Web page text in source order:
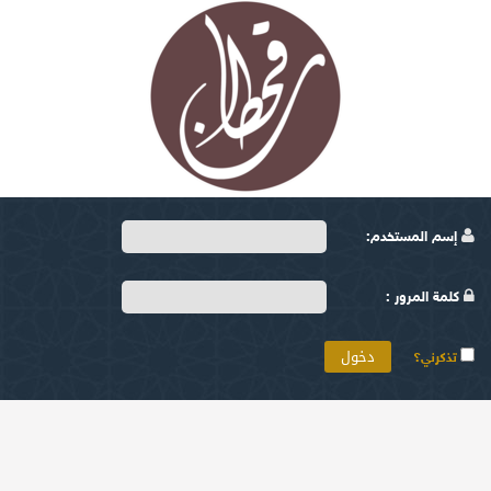
إسم المستخدم:
كلمة المرور :
تذكرني؟